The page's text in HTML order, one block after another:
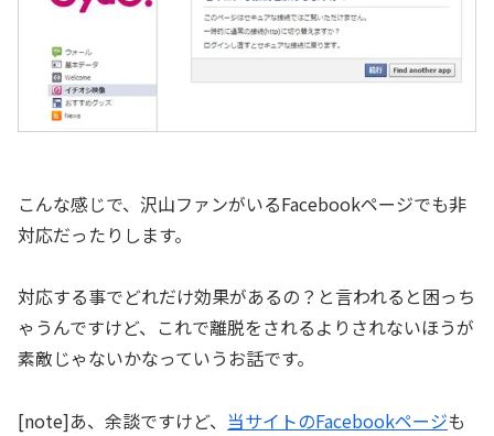
こんな感じで、沢山ファンがいるFacebookページでも非
対応だったりします。
対応する事でどれだけ効果があるの？と言われると困っち
ゃうんですけど、これで離脱をされるよりされないほうが
素敵じゃないかなっていうお話です。
[note]あ、余談ですけど、 当サイトのFacebookページも